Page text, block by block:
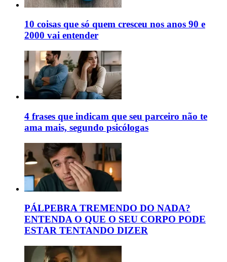
10 coisas que só quem cresceu nos anos 90 e
2000 vai entender
4 frases que indicam que seu parceiro não te
ama mais, segundo psicólogas
PÁLPEBRA TREMENDO DO NADA?
ENTENDA O QUE O SEU CORPO PODE
ESTAR TENTANDO DIZER